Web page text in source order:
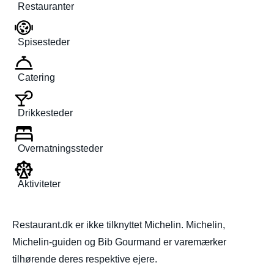
Restauranter
Spisesteder
Catering
Drikkesteder
Overnatningssteder
Aktiviteter
Restaurant.dk er ikke tilknyttet Michelin. Michelin,
Michelin-guiden og Bib Gourmand er varemærker
tilhørende deres respektive ejere.